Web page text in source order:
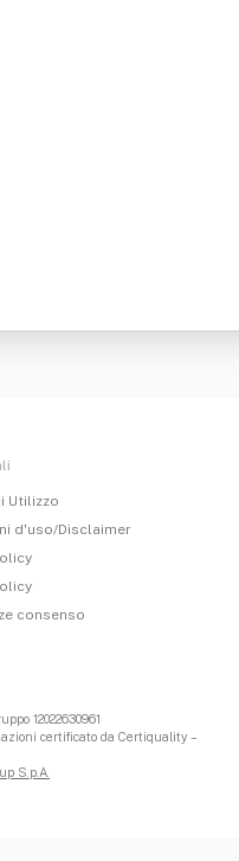
Utilizzo
d'uso/Disclaimer
consenso
12022630961
certificato da Certiquality –
S.p.A.